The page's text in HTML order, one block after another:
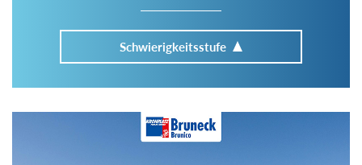
Schwierigkeitsstufe
Im Tourenarchiv suchen